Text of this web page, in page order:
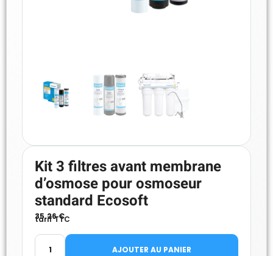
Kit 3 filtres avant membrane
d’osmose pour osmoseur
standard Ecosoft
35.26€
tarif TTC
AJOUTER AU PANIER